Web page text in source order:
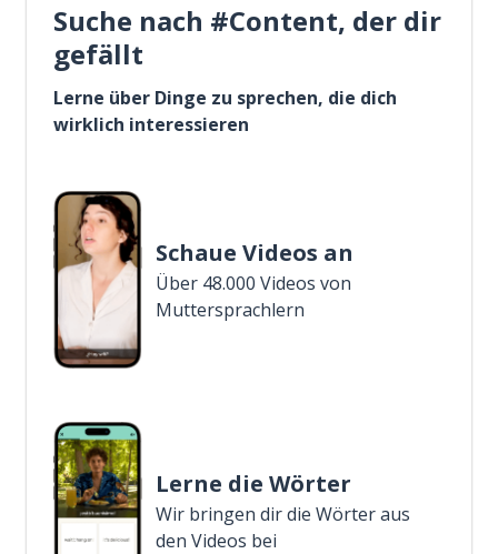
Suche nach #Content, der dir
gefällt
Lerne über Dinge zu sprechen, die dich
wirklich interessieren
Schaue Videos an
Über 48.000 Videos von
Muttersprachlern
Lerne die Wörter
Wir bringen dir die Wörter aus
den Videos bei